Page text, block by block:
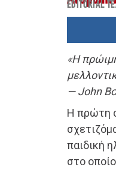
EDITORIAL
«Η
— John
Η πρώτη
παιδική
στο